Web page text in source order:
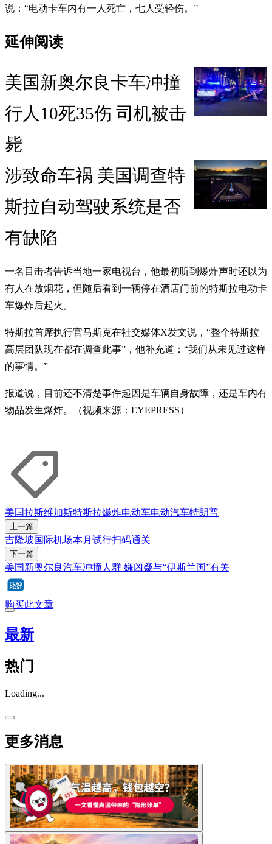
说：“电动卡车内有一人死亡，七人受轻伤。”
延伸阅读
美国新奥尔良卡车冲撞
行人10死35伤 司机被击
毙
涉致命车祸 美国调查特
斯拉自动驾驶系统是否
有缺陷
一名目击者告诉当地一家电视台，他最初听到爆炸声时还以为
有人在放烟花，但随后看到一辆停在酒店门前的特斯拉电动卡
车爆炸后起火。
特斯拉首席执行官马斯克在社交媒体X发文说，“整个特斯拉
高层团队现在都在调查此事”，他补充道：“我们从未见过这样
的事情。”
报道说，目前还不清楚事件起因是车辆自身故障，还是车内有
物品发生爆炸。（视频来源：EYEPRESS）
美国拉斯维加斯特斯拉爆炸电动车电动汽车特朗普
上一篇
吉隆坡国际机场本月试行扫码通关
下一篇
美国新奥尔良汽车冲撞人群 嫌凶疑与“伊斯兰国”有关
购买此文章
最新
热门
Loading...
更多消息